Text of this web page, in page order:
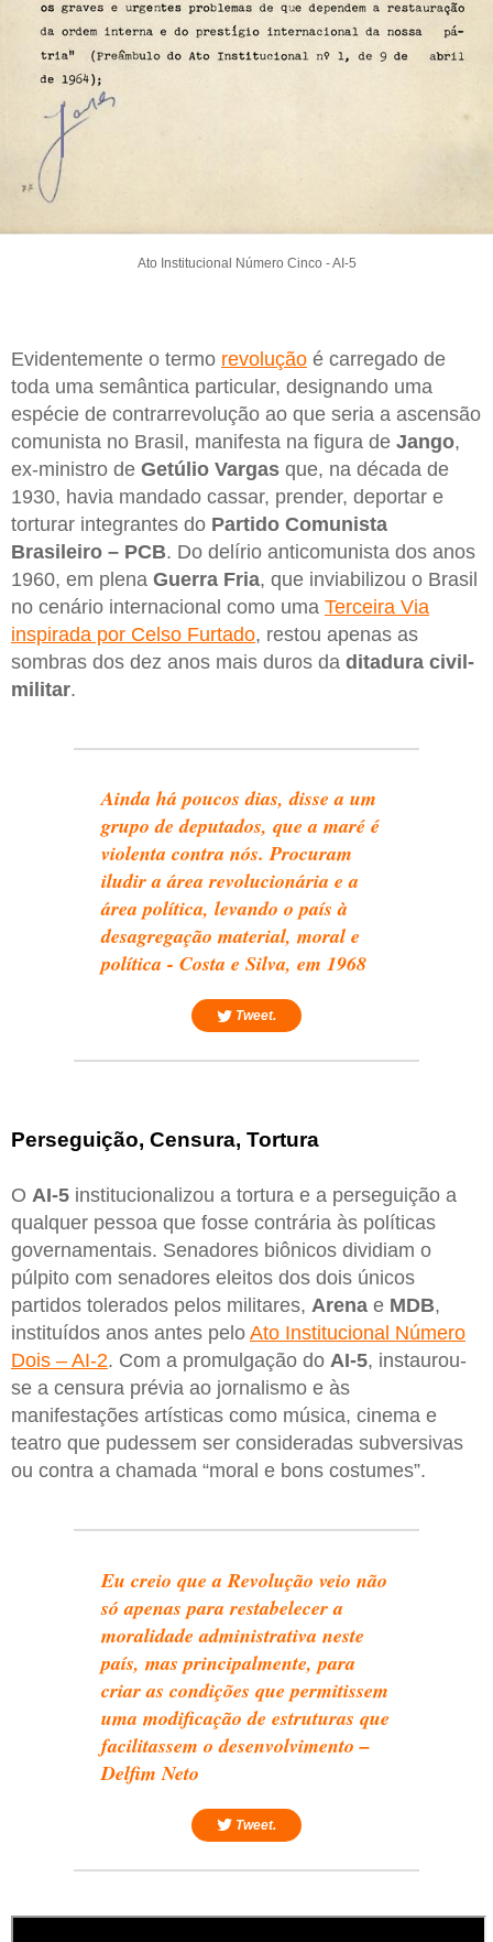
Ato Institucional Número Cinco - AI-5
Evidentemente o termo revolução é carregado de
toda uma semântica particular, designando uma
espécie de contrarrevolução ao que seria a ascensão
comunista no Brasil, manifesta na figura de Jango,
ex-ministro de Getúlio Vargas que, na década de
1930, havia mandado cassar, prender, deportar e
torturar integrantes do Partido Comunista
Brasileiro – PCB. Do delírio anticomunista dos anos
1960, em plena Guerra Fria, que inviabilizou o Brasil
no cenário internacional como uma Terceira Via
inspirada por Celso Furtado, restou apenas as
sombras dos dez anos mais duros da ditadura civil-
militar.
Ainda há poucos dias, disse a um
grupo de deputados, que a maré é
violenta contra nós. Procuram
iludir a área revolucionária e a
área política, levando o país à
desagregação material, moral e
política - Costa e Silva, em 1968
Tweet.
Perseguição, Censura, Tortura
O AI-5 institucionalizou a tortura e a perseguição a
qualquer pessoa que fosse contrária às políticas
governamentais. Senadores biônicos dividiam o
púlpito com senadores eleitos dos dois únicos
partidos tolerados pelos militares, Arena e MDB,
instituídos anos antes pelo Ato Institucional Número
Dois – AI-2. Com a promulgação do AI-5, instaurou-
se a censura prévia ao jornalismo e às
manifestações artísticas como música, cinema e
teatro que pudessem ser consideradas subversivas
ou contra a chamada “moral e bons costumes”.
Eu creio que a Revolução veio não
só apenas para restabelecer a
moralidade administrativa neste
país, mas principalmente, para
criar as condições que permitissem
uma modificação de estruturas que
facilitassem o desenvolvimento –
Delfim Neto
Tweet.